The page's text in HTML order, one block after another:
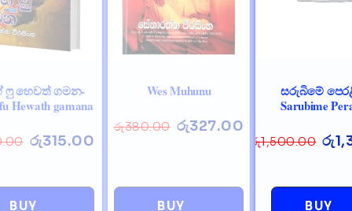
ෆු හෙවත් ගමන-
Hewath gamana
රු315.00
BUY
Wes Muhunu
රු380.00 රු327.00
BUY
සරුබිමේ
Sarubime
රු1,500.00 රු
BUY